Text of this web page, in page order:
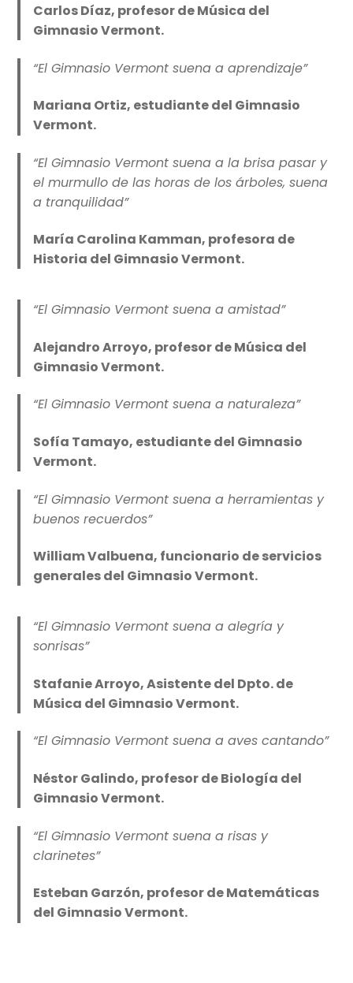
Carlos Díaz, profesor de Música del
Gimnasio Vermont.
“El Gimnasio Vermont suena a aprendizaje”
Mariana Ortiz, estudiante del Gimnasio
Vermont.
“El Gimnasio Vermont suena a la brisa pasar y
el murmullo de las horas de los árboles, suena
a tranquilidad”
María Carolina Kamman, profesora de
Historia del Gimnasio Vermont.
“El Gimnasio Vermont suena a amistad”
Alejandro Arroyo, profesor de Música del
Gimnasio Vermont.
“El Gimnasio Vermont suena a naturaleza”
Sofía Tamayo, estudiante del Gimnasio
Vermont.
“El Gimnasio Vermont suena a herramientas y
buenos recuerdos”
William Valbuena, funcionario de servicios
generales del Gimnasio Vermont.
“El Gimnasio Vermont suena a alegría y
sonrisas”
Stafanie Arroyo, Asistente del Dpto. de
Música del Gimnasio Vermont.
“El Gimnasio Vermont suena a aves cantando”
Néstor Galindo, profesor de Biología del
Gimnasio Vermont.
“El Gimnasio Vermont suena a risas y
clarinetes”
Esteban Garzón, profesor de Matemáticas
del Gimnasio Vermont.